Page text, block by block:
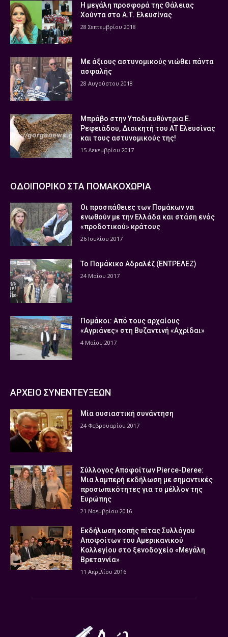
Η μεγάλη προσφορά της Θάλειας
Χούντα στο Α.Τ. Ελευσίνας
28 Σεπτεμβρίου 2018
Με άξιους αστυνομικούς νιώθει πάντα
ασφαλής
28 Αυγούστου 2018
Μπράβο στην Υποδιευθύντρια Ε.
Ρεφειάδου, Διοικητή του ΑΤ Ελευσίνας
και τους αστυνομικούς της!
15 Δεκεμβρίου 2017
ΟΔΟΙΠΟΡΙΚΟ ΣΤΑ ΠΟΜΑΚΟΧΩΡΙΑ
Οι προσπάθειες των Πομάκων να
ενωθούν με την Ελλάδα και στάση ενός
«προδοτικού» κράτους
26 Ιουλίου 2017
Το Πομάκικο Αδραλέζ (ΕΝΤΡΕΛΕΖ)
24 Μαΐου 2017
Πομάκοι: Από τους αρχαίους
«Αγριάνες» στη Βυζαντινή «Αχρίδαι»
4 Μαΐου 2017
ΑΡΧΕΙΟ ΣΥΝΕΝΤΕΥΞΕΩΝ
Μία ουσιαστική συνάντηση
24 Φεβρουαρίου 2017
Σύλλογος Αποφοίτων Pierce-Deree:
Μια λαμπερή εκδήλωση με σημαντικές
προσωπικότητες για το μέλλον της
Ευρώπης
21 Νοεμβρίου 2016
Εκδήλωση κοπής πίτας Συλλόγου
Αποφοίτων του Αμερικανικού
Κολλεγίου στο ξενοδοχείο «Μεγάλη
Βρεταννία»
11 Απριλίου 2016